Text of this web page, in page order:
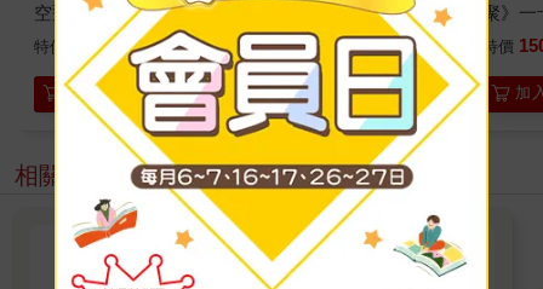
空飛船》一卡通
特價 150 元
加入購物車
奏》一卡通
特價 150 元
加入購物車
聚》
特價
加
相關主題
超人氣動漫周邊──實用票卡